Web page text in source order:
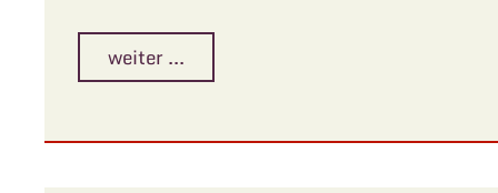
weiter ...